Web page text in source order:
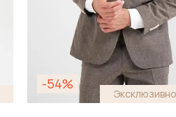
-54%